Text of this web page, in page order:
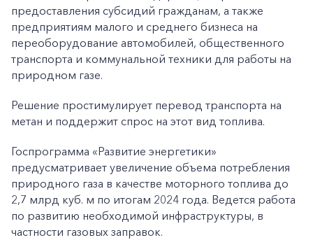
предоставления субсидий гражданам, а также
предприятиям малого и среднего бизнеса на
переоборудование автомобилей, общественного
транспорта и коммунальной техники для работы на
природном газе.
Решение простимулирует перевод транспорта на
метан и поддержит спрос на этот вид топлива.
Госпрограмма «Развитие энергетики»
предусматривает увеличение объема потребления
природного газа в качестве моторного топлива до
2,7 млрд куб. м по итогам 2024 года. Ведется работа
по развитию необходимой инфраструктуры, в
частности газовых заправок.